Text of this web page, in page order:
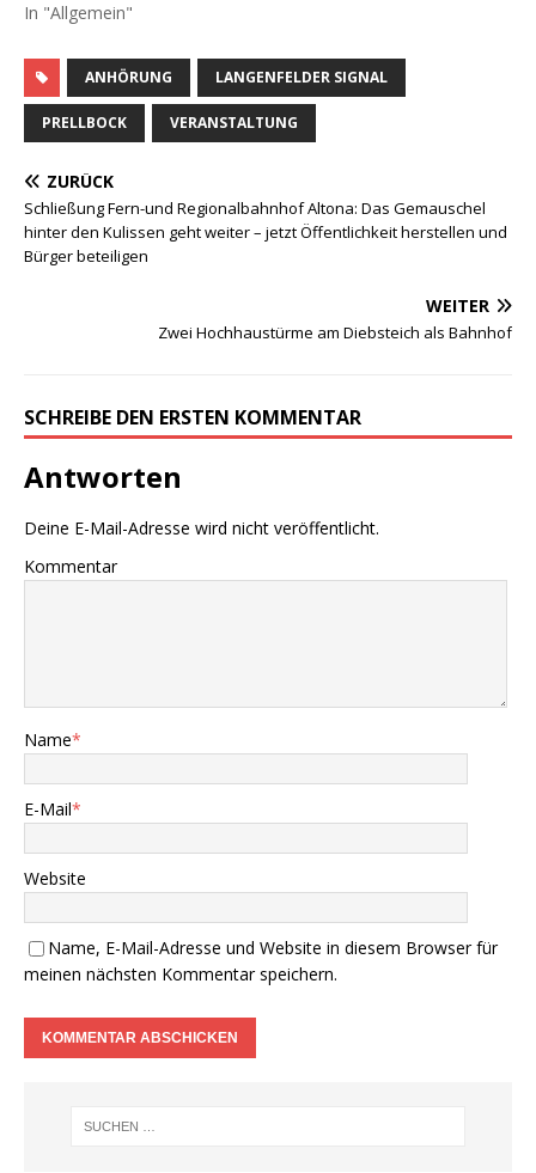
In "Allgemein"
ANHÖRUNG LANGENFELDER SIGNAL
PRELLBOCK VERANSTALTUNG
ZURÜCK
Schließung Fern-und Regionalbahnhof Altona: Das Gemauschel
hinter den Kulissen geht weiter – jetzt Öffentlichkeit herstellen und
Bürger beteiligen
WEITER
Zwei Hochhaustürme am Diebsteich als Bahnhof
SCHREIBE DEN ERSTEN KOMMENTAR
Antworten
Deine E-Mail-Adresse wird nicht veröffentlicht.
Kommentar
Name*
E-Mail*
Website
Name, E-Mail-Adresse und Website in diesem Browser für
meinen nächsten Kommentar speichern.